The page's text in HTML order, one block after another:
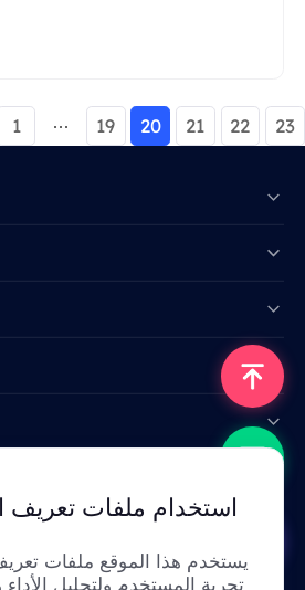
1 19 20 21 22 23
استخدام ملفات تعريف
يستخدم هذا الموقع ملفات
تجربة المستخدم ولتحليل